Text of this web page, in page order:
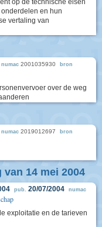
op de technische eisen
en hun
vertaling van
numac 2001035930 bron
over de weg
numac 2019012697 bron
14 mei 2004
pub. 20/07/2004 numac
exploitatie en de tarieven